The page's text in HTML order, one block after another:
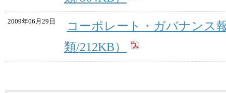
2009年06月29日
コーポレート・ガバナンス
類/212KB）